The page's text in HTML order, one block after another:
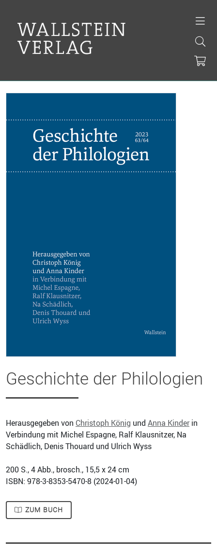
Geschichte der Philologien
Herausgegeben von Christoph König und Anna Kinderin
Verbindung mit Michel Espagne, Ralf Klausnitzer, Na
Schädlich, Denis Thouard und Ulrich Wyss
200 S., 4 Abb., brosch., 15,5 x 24 cm
ISBN: 978-3-8353-5470-8 (2024-01-04)
ZUM BUCH